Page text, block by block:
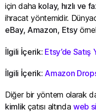
için daha kolay, hızlı ve
ihracat yöntemidir.
eBay, Amazon, Etsy
İlgili İçerik: Etsy’de Satış
İlgili İçerik: Amazon
Diğer bir yöntem olarak
kimlik çatısı altında web